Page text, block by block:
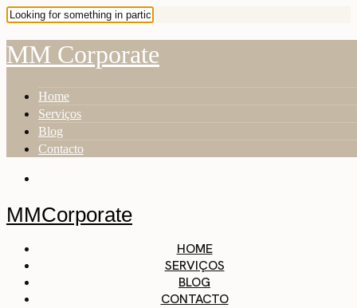
MM Corporate
Home
Serviços
Blog
Contacto
MMCorporate
HOME
SERVIÇOS
BLOG
CONTACTO